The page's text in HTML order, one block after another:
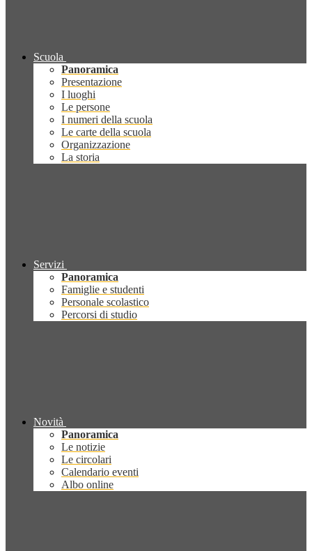
Scuola
Panoramica
Presentazione
I luoghi
Le persone
I numeri della scuola
Le carte della scuola
Organizzazione
La storia
Servizi
Panoramica
Famiglie e studenti
Personale scolastico
Percorsi di studio
Novità
Panoramica
Le notizie
Le circolari
Calendario eventi
Albo online